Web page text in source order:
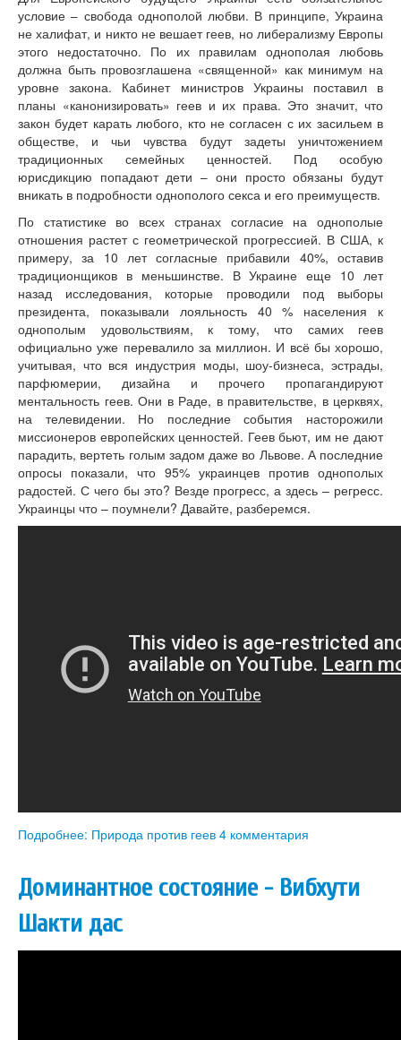
Книги
Аудио
Видео
Контакты
Наши контакты
Помощь Швета Двипе
условие – свобода однополой любви. В принципе, Украина
не халифат, и никто не вешает геев, но либерализму Европы
этого недостаточно. По их правилам однополая любовь
должна быть провозглашена «священной» как минимум на
уровне закона. Кабинет министров Украины поставил в
планы «канонизировать» геев и их права. Это значит, что
закон будет карать любого, кто не согласен с их засильем в
обществе, и чьи чувства будут задеты уничтожением
традиционных семейных ценностей. Под особую
юрисдикцию попадают дети – они просто обязаны будут
вникать в подробности однополого секса и его преимуществ.
По статистике во всех странах согласие на однополые
отношения растет с геометрической прогрессией. В США, к
примеру, за 10 лет согласные прибавили 40%, оставив
традиционщиков в меньшинстве. В Украине еще 10 лет
назад исследования, которые проводили под выборы
президента, показывали лояльность 40 % населения к
однополым удовольствиям, к тому, что самих геев
официально уже перевалило за миллион. И всё бы хорошо,
учитывая, что вся индустрия моды, шоу-бизнеса, эстрады,
парфюмерии, дизайна и прочего пропагандируют
ментальность геев. Они в Раде, в правительстве, в церквях,
на телевидении. Но последние события насторожили
миссионеров европейских ценностей. Геев бьют, им не дают
парадить, вертеть голым задом даже во Львове. А последние
опросы показали, что 95% украинцев против однополых
радостей. С чего бы это? Везде прогресс, а здесь – регресс.
Украинцы что – поумнели? Давайте, разберемся.
Подробнее: Природа против геев 4 комментария
Доминантное состояние - Вибхути
Шакти дас